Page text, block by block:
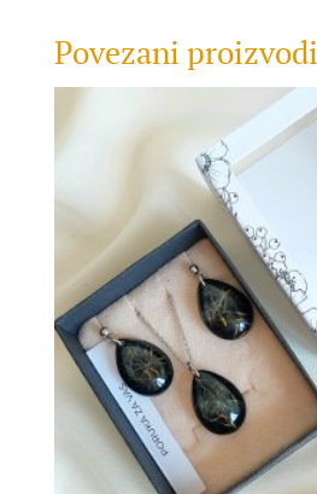
Povezani proizvodi